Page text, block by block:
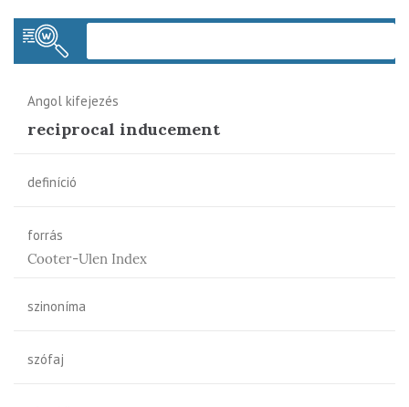
Angol kifejezés
reciprocal inducement
definíció
forrás
Cooter-Ulen Index
szinoníma
szófaj